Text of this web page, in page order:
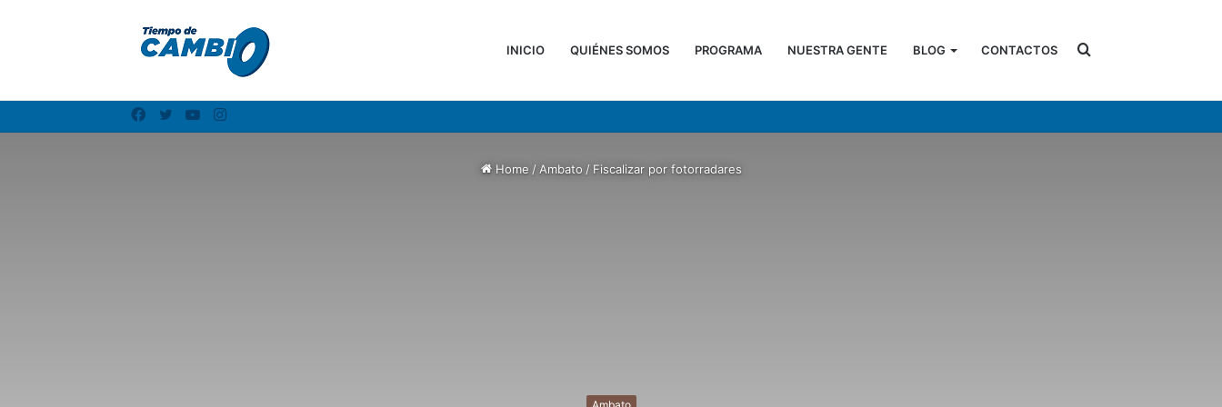
INICIO QUIÉNES SOMOS PROGRAMA NUESTRA GENTE BLOG CONTACTOS Search
Facebook
TwitterYouTubeInstagram
Home / Ambato / Fiscalizar por fotorradares